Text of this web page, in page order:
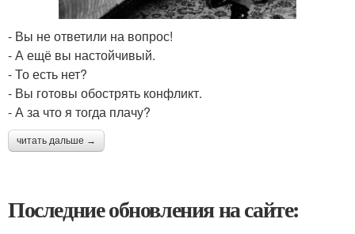
- Вы не ответили на вопрос!
- А ещё вы настойчивый.
- То есть нет?
- Вы готовы обострять конфликт.
- А за что я тогда плачу?
читать дальше →
Последние обновления на сайте: